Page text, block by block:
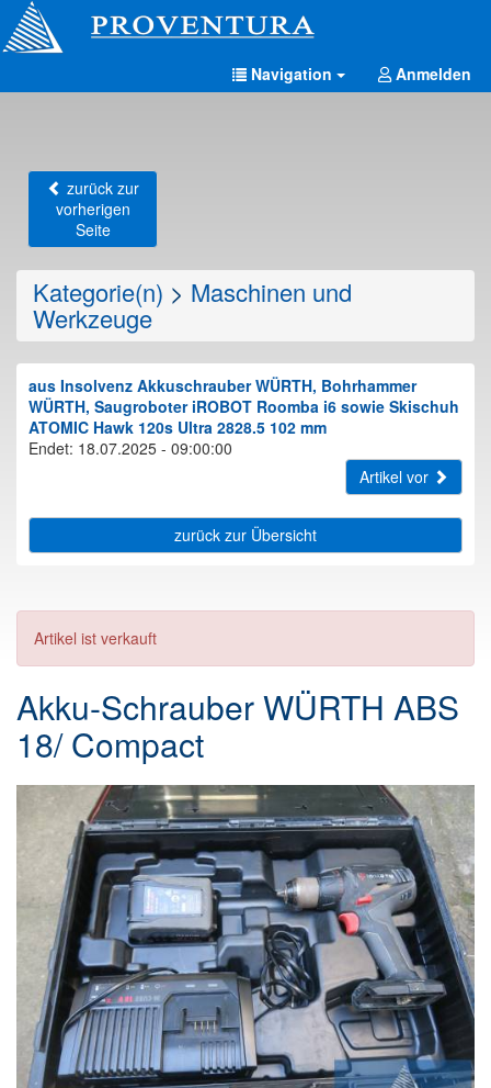
Navigation Anmelden
zurück zur
vorherigen
Seite
Kategorie(n) > Maschinen und
Werkzeuge
aus Insolvenz Akkuschrauber WÜRTH, Bohrhammer
WÜRTH, Saugroboter iROBOT Roomba i6 sowie Skischuh
ATOMIC Hawk 120s Ultra 2828.5 102 mm
Endet: 18.07.2025 - 09:00:00
Artikel vor
zurück zur Übersicht
Artikel ist verkauft
Akku-Schrauber WÜRTH ABS
18/ Compact